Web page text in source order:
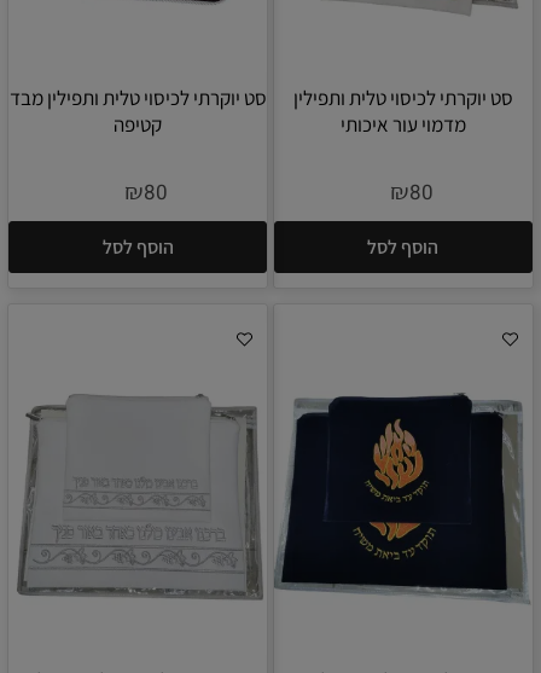
סט יוקרתי לכיסוי טלית ותפילין
מדמוי עור איכותי
₪80
הוסף לסל
סט יוקרתי לכיסוי טלית ותפילין מבד
קטיפה
₪80
הוסף לסל